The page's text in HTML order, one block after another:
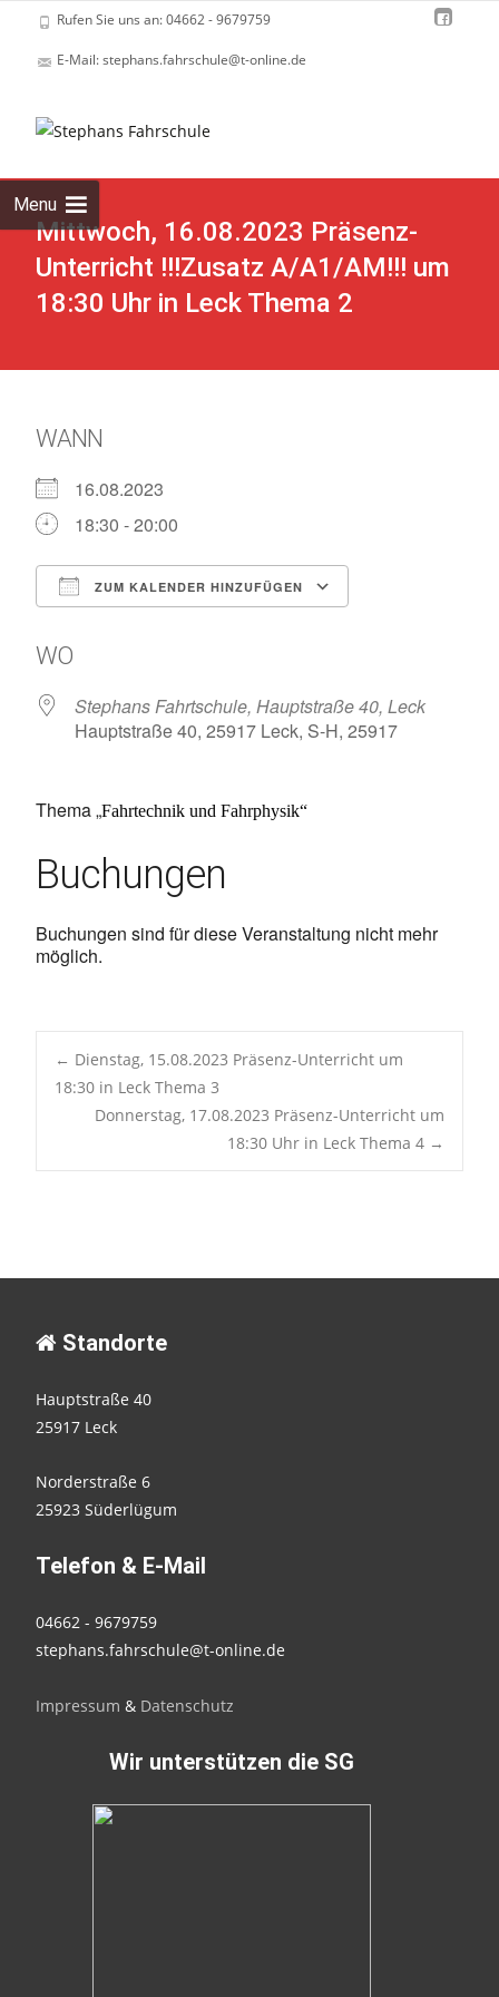
Rufen Sie uns an: 04662 - 9679759
E-Mail: stephans.fahrschule@t-online.de
Menu
Mittwoch, 16.08.2023 Präsenz-
Unterricht !!!Zusatz A/A1/AM!!! um
18:30 Uhr in Leck Thema 2
WANN
16.08.2023
18:30 - 20:00
ZUM KALENDER HINZUFÜGEN
WO
Stephans Fahrtschule, Hauptstraße 40, Leck
Hauptstraße 40, 25917 Leck, S-H, 25917
Thema „Fahrtechnik und Fahrphysik“
Buchungen
Buchungen sind für diese Veranstaltung nicht mehr
möglich.
Post
navigation
← Dienstag, 15.08.2023 Präsenz-Unterricht um
18:30 in Leck Thema 3
Donnerstag, 17.08.2023 Präsenz-Unterricht um
18:30 Uhr in Leck Thema 4 →
Standorte
Hauptstraße 40
25917 Leck
Norderstraße 6
25923 Süderlügum
Telefon & E-Mail
04662 - 9679759
stephans.fahrschule@t-online.de
Impressum & Datenschutz
Wir unterstützen die SG